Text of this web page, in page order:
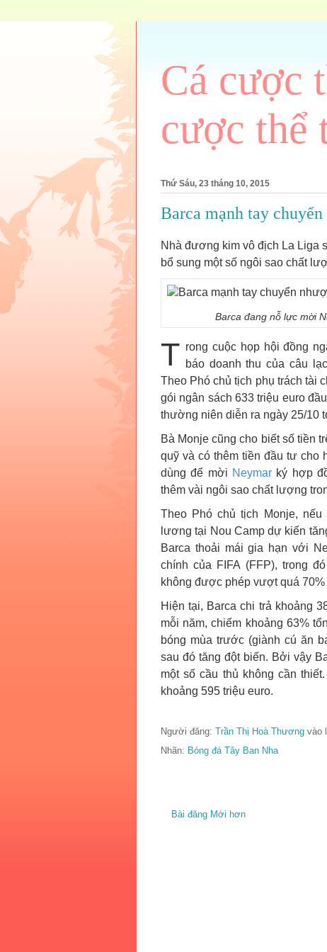
Cá cược
cược thể
Thứ Sáu, 23 tháng 10, 2015
Barca mạnh tay
Nhà đương kim vô địch La Liga
bổ sung một số ngôi sao chất
Barca đang nỗ lực mời
T rong cuộc họp hội đồng
báo doanh thu của câu
Theo Phó chủ tịch phụ trách tài
gói ngân sách 633 triệu euro
thường niên diễn ra ngày 25/10
Bà Monje cũng cho biết số tiền
quỹ và có thêm tiền đầu tư cho
dùng để mời Neymar ký hợp
thêm vài ngôi sao chất lượng
Theo Phó chủ tịch Monje,
lương tại Nou Camp dự kiến
Barca thoải mái gia hạn với
chính của FIFA (FFP), trong
không được phép vượt quá
Hiện tại, Barca chi trả khoảng
mỗi năm, chiếm khoảng 63%
bóng mùa trước (giành cú ăn
sau đó tăng đột biến. Bởi vậy
một số cầu thủ không cần
khoảng 595 triệu euro.
Người đăng: Trần Thị Hoà Thương vào
Nhãn: Bóng đá Tây Ban Nha
Bài đăng Mới hơn